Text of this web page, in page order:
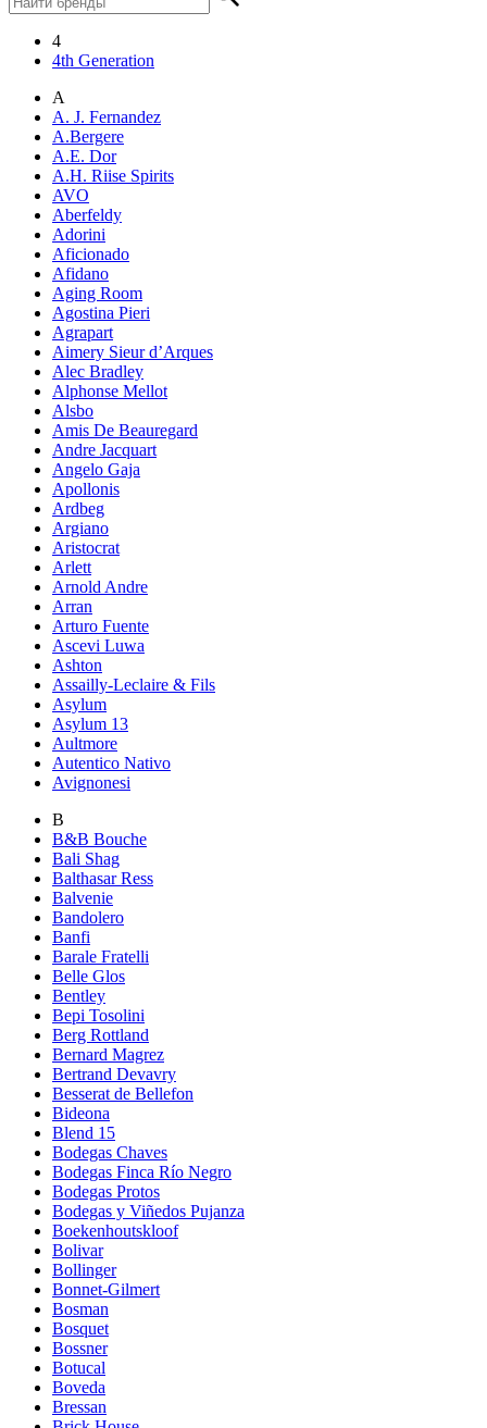
4
4th Generation
A
A. J. Fernandez
A.Bergere
A.E. Dor
A.H. Riise Spirits
AVO
Aberfeldy
Adorini
Aficionado
Afidano
Aging Room
Agostina Pieri
Agrapart
Aimery Sieur d’Arques
Alec Bradley
Alphonse Mellot
Alsbo
Amis De Beauregard
Andre Jacquart
Angelo Gaja
Apollonis
Ardbeg
Argiano
Aristocrat
Arlett
Arnold Andre
Arran
Arturo Fuente
Ascevi Luwa
Ashton
Assailly-Leclaire & Fils
Asylum
Asylum 13
Aultmore
Autentico Nativo
Avignonesi
B
B&B Bouche
Bali Shag
Balthasar Ress
Balvenie
Bandolero
Banfi
Barale Fratelli
Belle Glos
Bentley
Bepi Tosolini
Berg Rottland
Bernard Magrez
Bertrand Devavry
Besserat de Bellefon
Bideona
Blend 15
Bodegas Chaves
Bodegas Finca Río Negro
Bodegas Protos
Bodegas y Viñedos Pujanza
Boekenhoutskloof
Bolivar
Bollinger
Bonnet-Gilmert
Bosman
Bosquet
Bossner
Botucal
Boveda
Bressan